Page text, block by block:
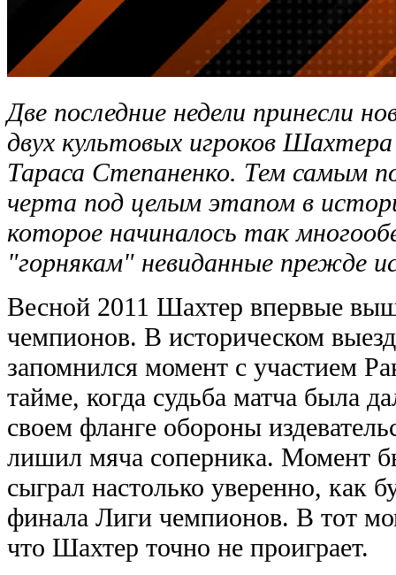
Две последние недели принесли
двух культовых игроков
Тараса Степаненко. Тем самым
черта под целым этапом в
которое начиналось так
"горнякам" невиданные прежде
Весной 2011 Шахтер впервые
чемпионов. В историческом
запомнился момент с участием
тайме, когда судьба матча была
своем фланге обороны
лишил мяча соперника. Момент
сыграл настолько уверенно, как
финала Лиги чемпионов. В тот
что Шахтер точно не проиграет.